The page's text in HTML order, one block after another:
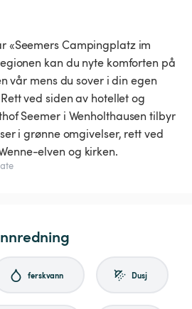
«Seemers Campingplatz im
kan du nyte komforten på
vår mens du sover i din egen
ved siden av hotellet og
Seemer i Wenholthausen tilbyr
i grønne omgivelser, rett ved
ferskvann Dusj